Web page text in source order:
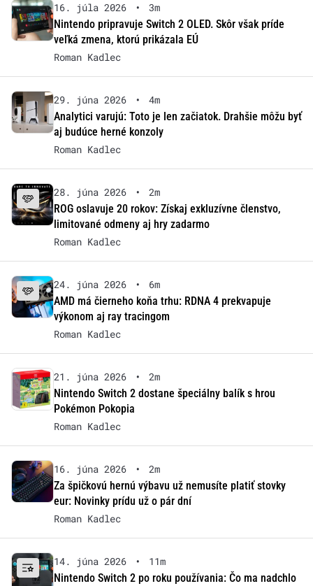
16. júla 2026 •
3m
Nintendo pripravuje Switch 2 OLED. Skôr však príde
veľká zmena, ktorú prikázala EÚ
Roman Kadlec
29. júna 2026 •
4m
Analytici varujú: Toto je len začiatok. Drahšie môžu byť
aj budúce herné konzoly
Roman Kadlec
28. júna 2026 •
2m
ROG oslavuje 20 rokov: Získaj exkluzívne členstvo,
limitované odmeny aj hry zadarmo
Roman Kadlec
24. júna 2026 •
6m
AMD má čierneho koňa trhu: RDNA 4 prekvapuje
výkonom aj ray tracingom
Roman Kadlec
21. júna 2026 •
2m
Nintendo Switch 2 dostane špeciálny balík s hrou
Pokémon Pokopia
Roman Kadlec
16. júna 2026 •
2m
Za špičkovú hernú výbavu už nemusíte platiť stovky
eur: Novinky prídu už o pár dní
Roman Kadlec
14. júna 2026 •
11m
Nintendo Switch 2 po roku používania: Čo ma nadchlo